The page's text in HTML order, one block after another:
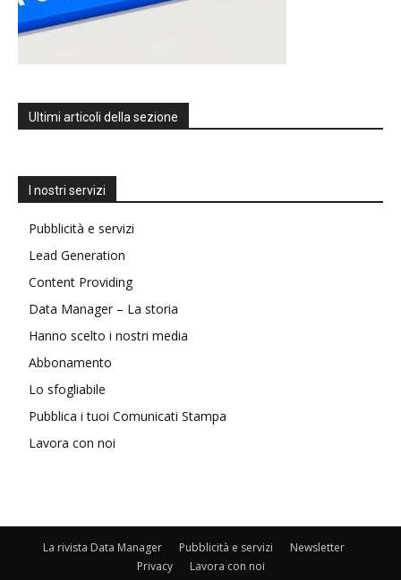
Ultimi articoli della sezione
I nostri servizi
Pubblicità e servizi
Lead Generation
Content Providing
Data Manager – La storia
Hanno scelto i nostri media
Abbonamento
Lo sfogliabile
Pubblica i tuoi Comunicati Stampa
Lavora con noi
La rivista Data Manager Pubblicità e servizi
Newsletter
Privacy
Lavora con noi